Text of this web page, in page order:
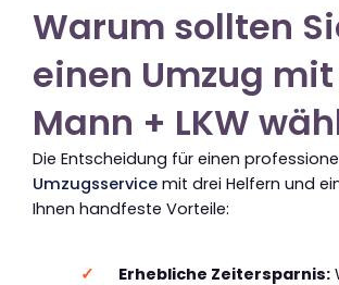
Warum sollten
einen Umzug mit
Mann + LKW
Die Entscheidung für einen
Umzugsservice mit drei Helfern und
Ihnen handfeste Vorteile:
Erhebliche Zeitersparnis: